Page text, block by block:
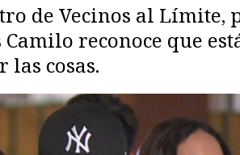
de Vecinos al Límite,
reconoce que
cosas.